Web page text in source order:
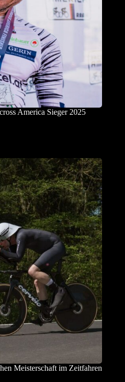
America Sieger 2025
Meisterschaft im Zeitfahren